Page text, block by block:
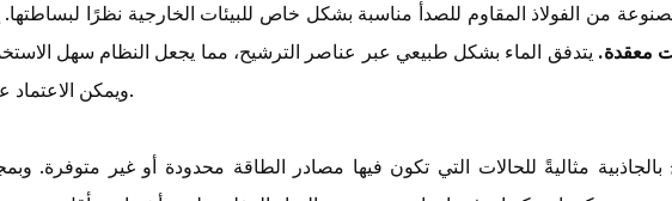
من الفولاذ المقاوم للصدأ مناسبة بشكل خاص للبيئات الخارجية نظرًا لبساطتها.
معقدة. يتدفق الماء بشكل طبيعي عبر عناصر الترشيح، مما يجعل النظام سهل
ويمكن الاعتماد عليه.
مثاليةً للحالات التي تكون فيها مصادر الطاقة محدودة أو غير متوفرة.